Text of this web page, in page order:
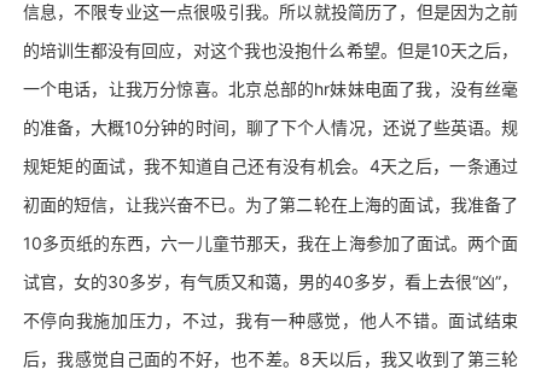
信息，不限专业这一点很吸引我。所以就投简历了，但是因为之前
的培训生都没有回应，对这个我也没抱什么希望。但是10天之后，
一个电话，让我万分惊喜。北京总部的hr妹妹电面了我，没有丝毫
的准备，大概10分钟的时间，聊了下个人情况，还说了些英语。规
规矩矩的面试，我不知道自己还有没有机会。4天之后，一条通过
初面的短信，让我兴奋不已。为了第二轮在上海的面试，我准备了
10多页纸的东西，六一儿童节那天，我在上海参加了面试。两个面
试官，女的30多岁，有气质又和蔼，男的40多岁，看上去很“凶”，
不停向我施加压力，不过，我有一种感觉，他人不错。面试结束
后，我感觉自己面的不好，也不差。8天以后，我又收到了第三轮